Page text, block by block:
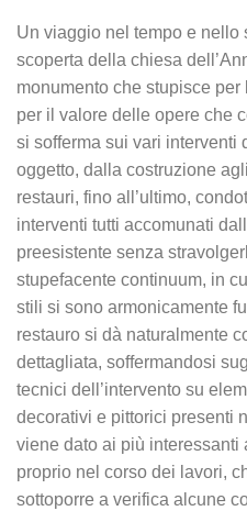
Un viaggio nel tempo e
scoperta della chiesa
monumento che stupisce
per il valore delle opere che
si sofferma sui vari interventi
oggetto, dalla costruzione
restauri, fino all’ultimo,
interventi tutti accomunati
preesistente senza
stupefacente continuum, in
stili si sono armonicamente
restauro si dà naturalmente
dettagliata, soffermandosi
tecnici dell’intervento su
decorativi e pittorici presenti
viene dato ai più interessanti
proprio nel corso dei lavori,
sottoporre a verifica alcune